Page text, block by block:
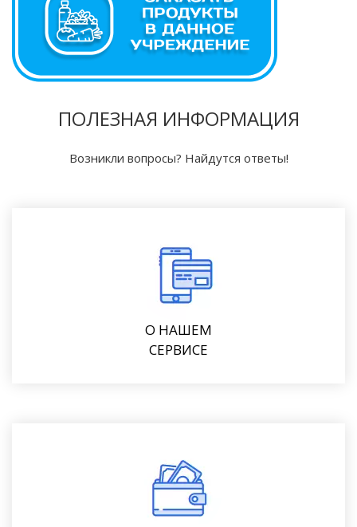
ПОЛЕЗНАЯ ИНФОРМАЦИЯ
Возникли вопросы? Найдутся ответы!
О НАШЕМ
СЕРВИСЕ